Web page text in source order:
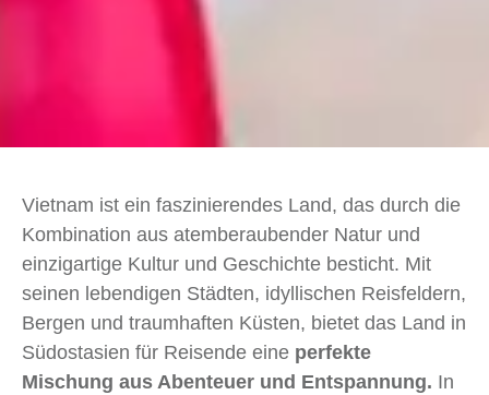
Vietnam ist ein faszinierendes Land, das durch die
Kombination aus atemberaubender Natur und
einzigartige Kultur und Geschichte besticht. Mit
seinen lebendigen Städten, idyllischen Reisfeldern,
Bergen und traumhaften Küsten, bietet das Land in
Südostasien für Reisende eine perfekte
Mischung aus Abenteuer und Entspannung. In